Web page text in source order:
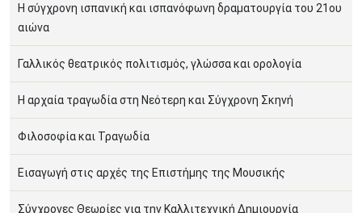
Η σύγχρονη ισπανική και ισπανόφωνη δραματουργία του 21ου
αιώνα
Γαλλικός θεατρικός πολιτισμός, γλώσσα και ορολογία
Η αρχαία τραγωδία στη Νεότερη και Σύγχρονη Σκηνή
Φιλοσοφία και Τραγωδία
Εισαγωγή στις αρχές της Επιστήμης της Μουσικής
Σύγχρονες Θεωρίες για την Καλλιτεχνική Δημιουργία